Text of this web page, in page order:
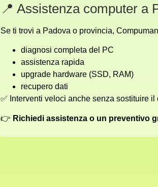
📍 Assistenza computer a
Se ti trovi a Padova o provincia,
diagnosi completa del PC
assistenza rapida
upgrade hardware (SSD, RAM)
recupero dati
✅ Interventi veloci anche senza sostituire il
👉 Richiedi assistenza o un preventivo